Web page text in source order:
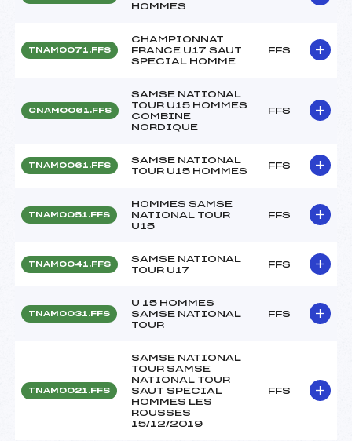
HOMMES
TNAM0071.FFS
CHAMPIONNAT
FRANCE U17 SAUT
SPECIAL HOMME
FFS
CNAM0061.FFS
SAMSE NATIONAL
TOUR U15 HOMMES
COMBINE
NORDIQUE
FFS
TNAM0061.FFS
SAMSE NATIONAL
TOUR U15 HOMMES
FFS
TNAM0051.FFS
HOMMES SAMSE
NATIONAL TOUR
U15
FFS
TNAM0041.FFS
SAMSE NATIONAL
TOUR U17
FFS
TNAM0031.FFS
U 15 HOMMES
SAMSE NATIONAL
TOUR
FFS
TNAM0021.FFS
SAMSE NATIONAL
TOUR SAMSE
NATIONAL TOUR
SAUT SPECIAL
HOMMES LES
ROUSSES
15/12/2019
FFS